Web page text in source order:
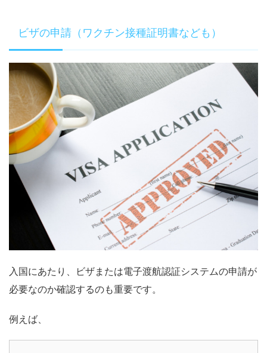
ビザの申請（ワクチン接種証明書なども）
入国にあたり、ビザまたは電子渡航認証システムの申請が
必要なのか確認するのも重要です。
例えば、